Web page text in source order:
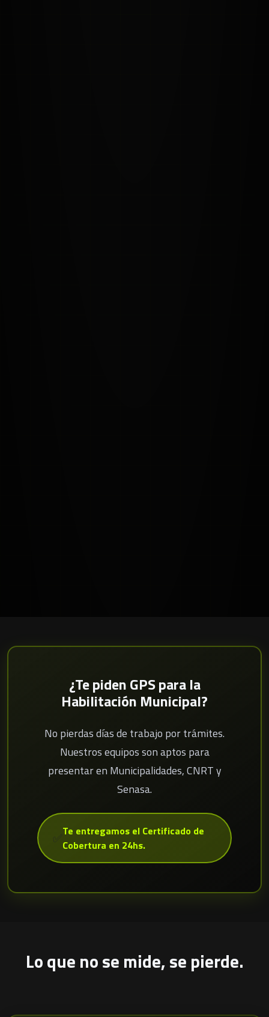
¿Te piden GPS para la
Habilitación Municipal?
No pierdas días de trabajo por trámites.
Nuestros equipos son aptos para
presentar en Municipalidades, CNRT y
Senasa.
Te entregamos el Certificado de
Cobertura en 24hs.
Lo que no se mide, se pierde.